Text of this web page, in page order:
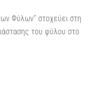
Φύλων” στοχεύει στη
του φύλου στο